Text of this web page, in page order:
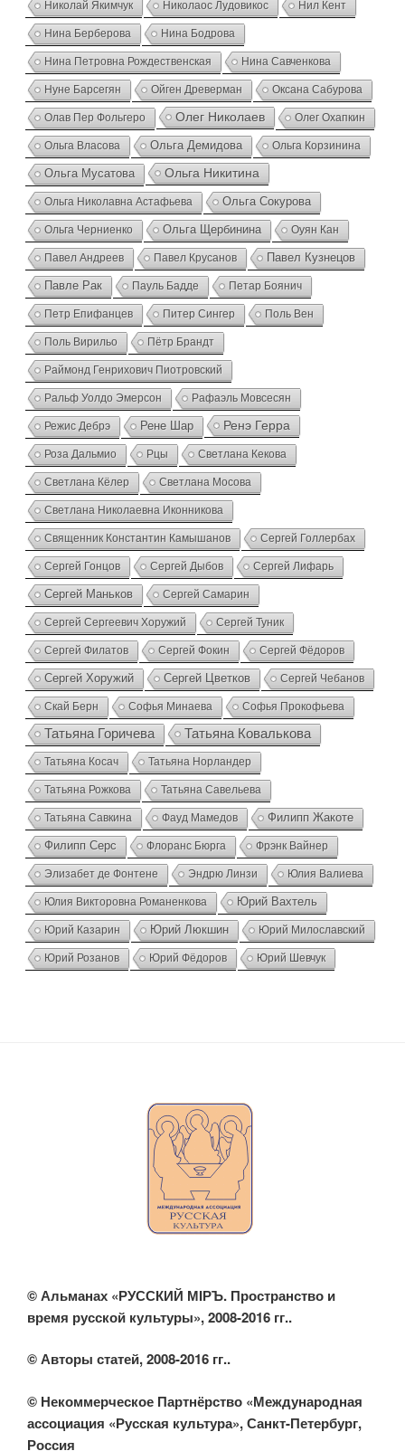
Николай Якимчук Николаос Лудовикос Нил Кент
Нина Берберова Нина Бодрова
Нина Петровна Рождественская Нина Савченкова
Нуне Барсегян Ойген Древерман Оксана Сабурова
Олав Пер Фольгеро Олег Николаев Олег Охапкин
Ольга Власова Ольга Демидова Ольга Корзинина
Ольга Мусатова Ольга Никитина
Ольга Николавна Астафьева Ольга Сокурова
Ольга Черниенко Ольга Щербинина Оуян Кан
Павел Андреев Павел Крусанов Павел Кузнецов
Павле Рак Пауль Бадде Петар Боянич
Петр Епифанцев Питер Сингер Поль Вен
Поль Вирильо Пётр Брандт
Раймонд Генрихович Пиотровский
Ральф Уолдо Эмерсон Рафаэль Мовсесян
Режис Дебрэ Рене Шар Ренэ Герра
Роза Дальмио Рцы Светлана Кекова
Светлана Кёлер Светлана Мосова
Светлана Николаевна Иконникова
Священник Константин Камышанов Сергей Голлербах
Сергей Гонцов Сергей Дыбов Сергей Лифарь
Сергей Маньков Сергей Самарин
Сергей Сергеевич Хоружий Сергей Туник
Сергей Филатов Сергей Фокин Сергей Фёдоров
Сергей Хоружий Сергей Цветков Сергей Чебанов
Скай Берн Софья Минаева Софья Прокофьева
Татьяна Горичева Татьяна Ковалькова
Татьяна Косач Татьяна Норландер
Татьяна Рожкова Татьяна Савельева
Татьяна Савкина Фауд Мамедов Филипп Жакоте
Филипп Серс Флоранс Бюрга Фрэнк Вайнер
Элизабет де Фонтене Эндрю Линзи Юлия Валиева
Юлия Викторовна Романенкова Юрий Вахтель
Юрий Казарин Юрий Люкшин Юрий Милославский
Юрий Розанов Юрий Фёдоров Юрий Шевчук
© Альманах «РУССКИЙ МIРЪ. Пространство и
время русской культуры», 2008-2016 гг..
© Авторы статей, 2008-2016 гг..
© Некоммерческое Партнёрство «Международная
ассоциация «Русская культура», Санкт-Петербург,
Россия